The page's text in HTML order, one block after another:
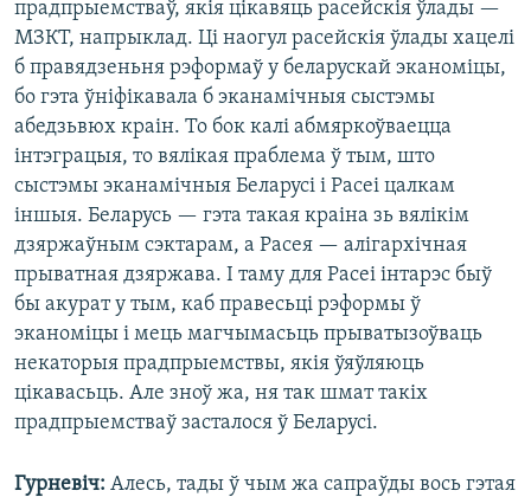
прадпрыемстваў, якія цікавяць расейскія ўлады —
МЗКТ, напрыклад. Ці наогул расейскія ўлады хацелі
б правядзеньня рэформаў у беларускай эканоміцы,
бо гэта ўніфікавала б эканамічныя сыстэмы
абедзьвюх краін. То бок калі абмяркоўваецца
інтэграцыя, то вялікая праблема ў тым, што
сыстэмы эканамічныя Беларусі і Расеі цалкам
іншыя. Беларусь — гэта такая краіна зь вялікім
дзяржаўным сэктарам, а Расея — алігархічная
прыватная дзяржава. І таму для Расеі інтарэс быў
бы акурат у тым, каб правесьці рэформы ў
эканоміцы і мець магчымасьць прыватызоўваць
некаторыя прадпрыемствы, якія ўяўляюць
цікавасьць. Але зноў жа, ня так шмат такіх
прадпрыемстваў засталося ў Беларусі.
Гурневіч: Алесь, тады ў чым жа сапраўды вось гэтая